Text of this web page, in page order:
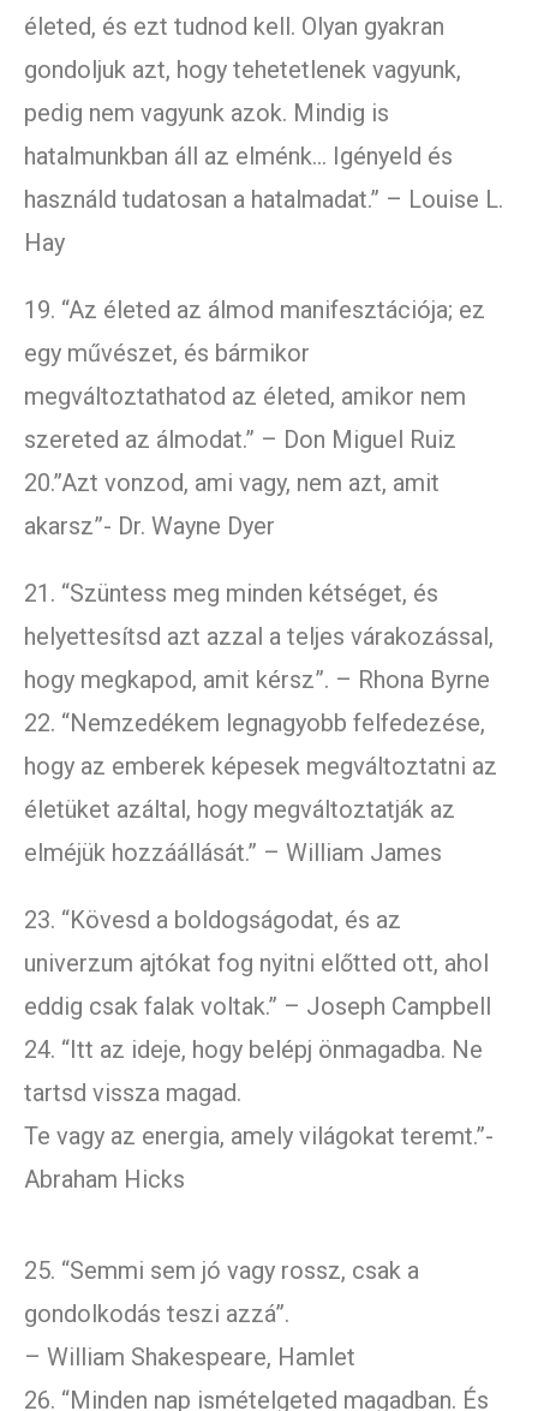
életed, és ezt tudnod kell. Olyan gyakran
gondoljuk azt, hogy tehetetlenek vagyunk,
pedig nem vagyunk azok. Mindig is
hatalmunkban áll az elménk… Igényeld és
használd tudatosan a hatalmadat.” – Louise L.
Hay
19. “Az életed az álmod manifesztációja; ez
egy művészet, és bármikor
megváltoztathatod az életed, amikor nem
szereted az álmodat.” – Don Miguel Ruiz
20.”Azt vonzod, ami vagy, nem azt, amit
akarsz”- Dr. Wayne Dyer
21. “Szüntess meg minden kétséget, és
helyettesítsd azt azzal a teljes várakozással,
hogy megkapod, amit kérsz”. – Rhona Byrne
22. “Nemzedékem legnagyobb felfedezése,
hogy az emberek képesek megváltoztatni az
életüket azáltal, hogy megváltoztatják az
elméjük hozzáállását.” – William James
23. “Kövesd a boldogságodat, és az
univerzum ajtókat fog nyitni előtted ott, ahol
eddig csak falak voltak.” – Joseph Campbell
24. “Itt az ideje, hogy belépj önmagadba. Ne
tartsd vissza magad.
Te vagy az energia, amely világokat teremt.”-
Abraham Hicks
25. “Semmi sem jó vagy rossz, csak a
gondolkodás teszi azzá”.
– William Shakespeare, Hamlet
26. “Minden nap ismételgeted magadban. És